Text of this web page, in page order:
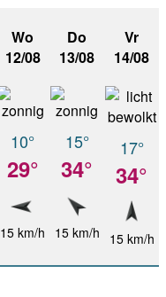
Wo
12/08
10°
29°
15 km/h
Do
13/08
15°
34°
15 km/h
Vr
14/08
17°
34°
15 km/h